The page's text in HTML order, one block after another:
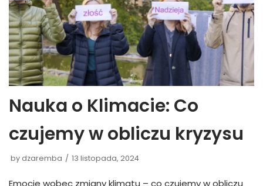
Nauka o Klimacie: Co
czujemy w obliczu kryzysu
by dzaremba 13 listopada, 2024
Emocje wobec zmiany klimatu – co czujemy w obliczu